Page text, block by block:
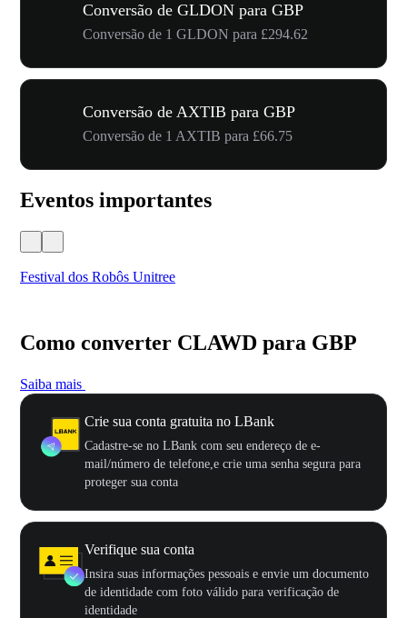
Conversão de GLDON para GBP
Conversão de 1 GLDON para £294.62
Conversão de AXTIB para GBP
Conversão de 1 AXTIB para £66.75
Eventos importantes
Festival dos Robôs Unitree
Como converter CLAWD para GBP
Saiba mais
Crie sua conta gratuita no LBank
Cadastre-se no LBank com seu endereço de e-
mail/número de telefone,e crie uma senha segura para
proteger sua conta
Verifique sua conta
Insira suas informações pessoais e envie um documento
de identidade com foto válido para verificação de
identidade